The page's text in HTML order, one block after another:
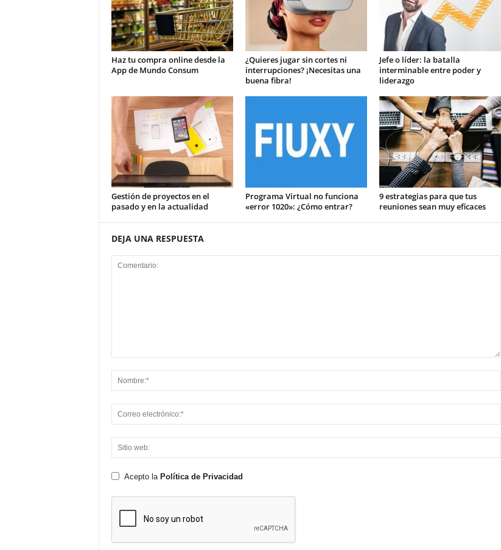
Haz tu compra online desde la
App de Mundo Consum
¿Quieres jugar sin cortes ni
interrupciones? ¡Necesitas una
buena fibra!
Jefe o líder: la batalla
interminable entre poder y
liderazgo
Gestión de proyectos en el
pasado y en la actualidad
Programa Virtual no funciona
«error 1020»: ¿Cómo entrar?
9 estrategias para que tus
reuniones sean muy eficaces
DEJA UNA RESPUESTA
Acepto la Política de Privacidad